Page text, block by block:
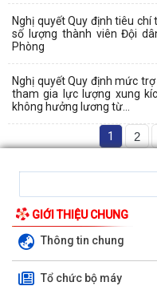
Nghị quyết Quy định tiêu
số lượng thành viên Đội
Phòng
Nghị quyết Quy định mức
tham gia lực lượng xung
không hưởng lương từ...
1 2
GIỚI THIỆU CHUNG
Thông tin chung
Tổ chức bộ máy